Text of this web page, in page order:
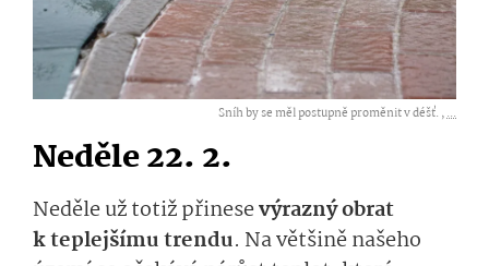
Sníh by se měl postupně proměnit v déšť. ,...
Neděle 22. 2.
Neděle už totiž přinesevýraznýobrat
k teplejšímu trendu. Na většině našeho